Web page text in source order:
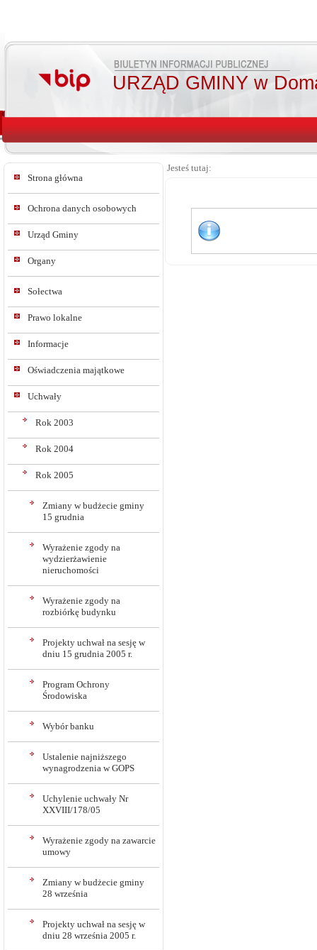
URZĄD GMINY w
Strona główna
Ochrona danych osobowych
Urząd Gminy
Organy
Sołectwa
Prawo lokalne
Informacje
Oświadczenia majątkowe
Uchwały
Rok 2003
Rok 2004
Rok 2005
Zmiany w budżecie gminy
15 grudnia
Wyrażenie zgody na
wydzierżawienie
nieruchomości
Wyrażenie zgody na
rozbiórkę budynku
Projekty uchwał na sesję w
dniu 15 grudnia 2005 r.
Program Ochrony
Środowiska
Wybór banku
Ustalenie najniższego
wynagrodzenia w GOPS
Uchylenie uchwały Nr
XXVIII/178/05
Wyrażenie zgody na zawarcie
umowy
Zmiany w budżecie gminy
28 września
Projekty uchwał na sesję w
dniu 28 września 2005 r.
Jesteś tutaj: